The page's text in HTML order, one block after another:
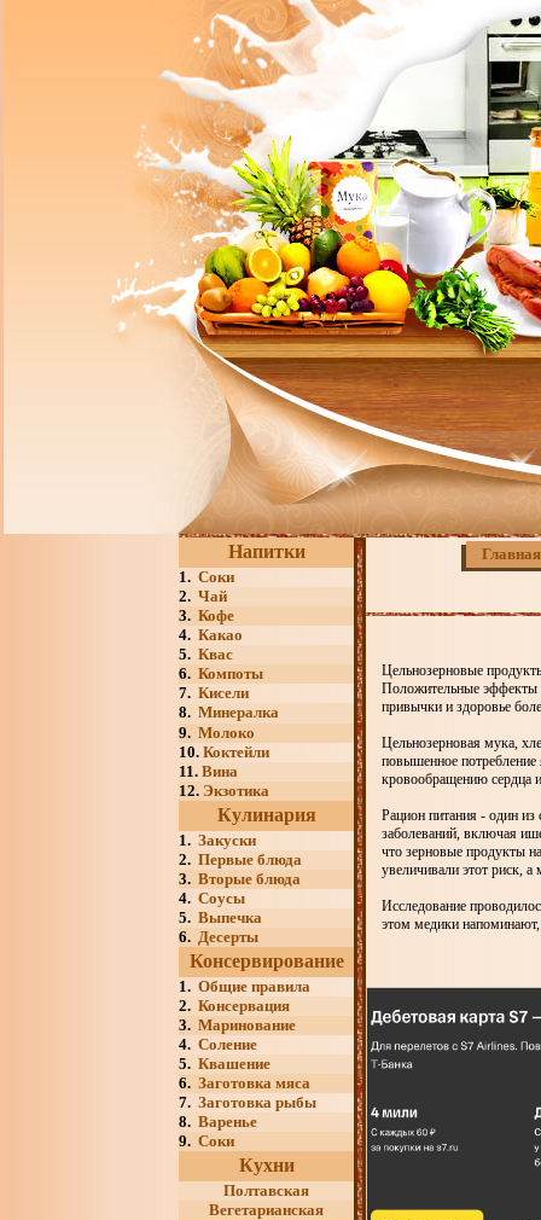
Напитки
1. Соки
2. Чай
3. Кофе
4. Какао
5. Квас
6. Компоты
7. Кисели
8. Минералка
9. Молоко
10. Коктейли
11. Вина
12. Экзотика
Кулинария
1. Закуски
2. Первые блюда
3. Вторые блюда
4. Соусы
5. Выпечка
6. Десерты
Консервирование
1. Общие правила
2. Консервация
3. Маринование
4. Соление
5. Квашение
6. Заготовка мяса
7. Заготовка рыбы
8. Варенье
9. Соки
Кухни
Полтавская
Вегетарианская
Главная
Цельнозерновые
Положительные эффекты
привычки и здоровье
Цельнозерновая мука,
повышенное
кровообращению сердца
Рацион питания - один
заболеваний, включая
что зерновые продукты
увеличивали этот риск,
Исследование
этом медики напоминают,